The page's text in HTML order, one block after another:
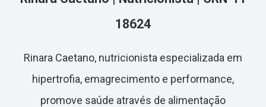
18624
Rinara Caetano, nutricionista especializada em
hipertrofia, emagrecimento e performance,
promove saúde através de alimentação